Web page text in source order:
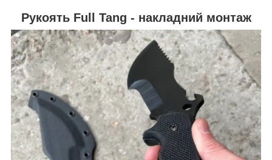
Рукоять Full Tang - накладний монтаж